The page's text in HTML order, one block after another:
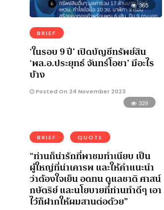
365
BRIEF
‘ในรอบ 9 ปี’ เปิดบัญชีทรัพย์สิน
‘พล.อ.ประยุทธ์ จันทร์โอชา’ มีอะไร
บ้าง
Posted On 24 November 2023
329
BRIEF QUOTE
“ท่านก็น่ารักที่พาชมทำเนียบ เป็น
ผู้ใหญ่ที่น่าเคารพ และให้คำแนะนำ
ว่าต้องใจเย็น อดทน ดูแลชาติ ศาสน์
กษัตริย์ และนโยบายที่ท่านทำดีๆ เอา
ไว้ก็ฝากให้ผมสานต่อด้วย”